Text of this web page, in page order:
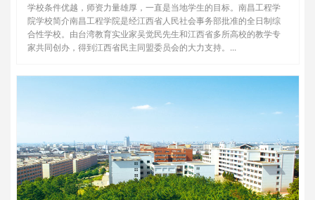
学校条件优越，师资力量雄厚，一直是当地学生的目标。南昌工程学
院学校简介南昌工程学院是经江西省人民社会事务部批准的全日制综
合性学校。由台湾教育实业家吴觉民先生和江西省多所高校的教学专
家共同创办，得到江西省民主同盟委员会的大力支持。...